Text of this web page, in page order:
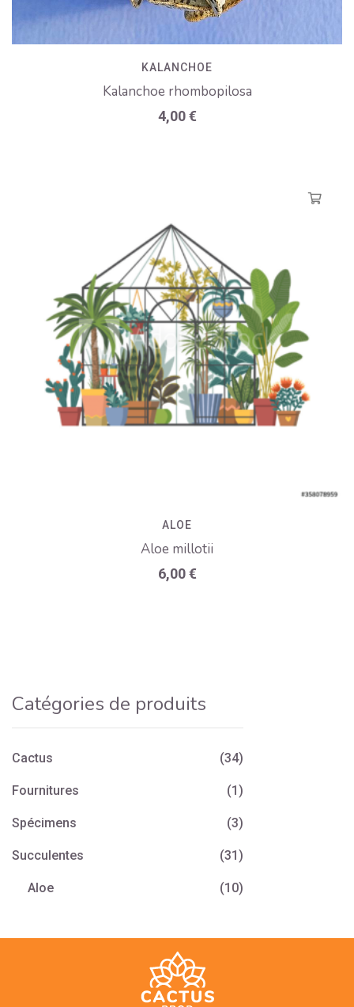
KALANCHOE
Kalanchoe rhombopilosa
4,00€
ALOE
Aloe millotii
6,00€
Catégories de produits
Cactus (34)
Fournitures (1)
Spécimens (3)
Succulentes (31)
Aloe (10)